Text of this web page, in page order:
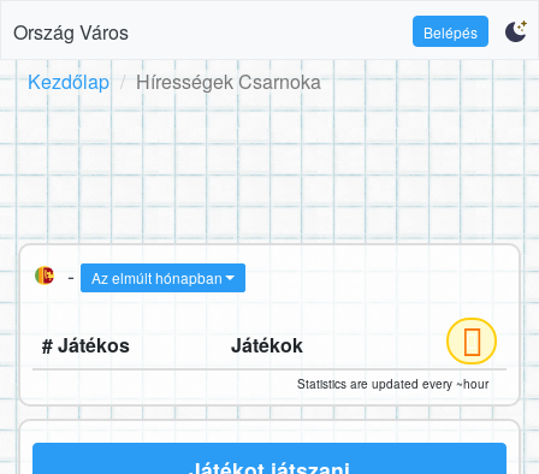
Ország Város Belépés
Kezdőlap Hírességek Csarnoka
- Az elmúlt hónapban
# Játékos Játékok
Statistics are updated every ~hour